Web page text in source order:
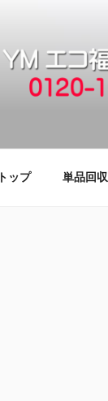
福山市
廃品回
引っ越しゴミ・
トップ 単品回収